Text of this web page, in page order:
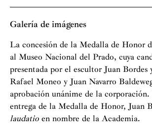
con nuestra propuesta (refrendada por
del Pleno), hemos querido destacar la
distintas gestiones que en la actualidad
Prado en la vanguardia de los museos
sumándonos a su celebración del 200
aprovechamos esta ocasión
recordarlo y señalarlo como orgullo de
Galería de imágenes
La concesión de la Medalla de Honor
al Museo Nacional del Prado, cuya
presentada por el escultor Juan Bordes
Rafael Moneo y Juan Navarro
aprobación unánime de la
entrega de la Medalla de Honor, Juan
laudatio en nombre de la Academia.